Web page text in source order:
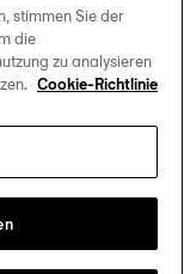
Tissot Copyrights 2026
stimmen Sie der
die
zu analysieren
Cookie-Richtlinie